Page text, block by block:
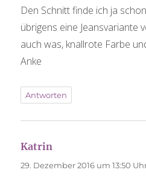
Den Schnitt finde ich ja
übrigens eine Jeansvariante
auch was, knallrote Farbe
Anke
Antworten
Katrin
29. Dezember 2016 um 13:50